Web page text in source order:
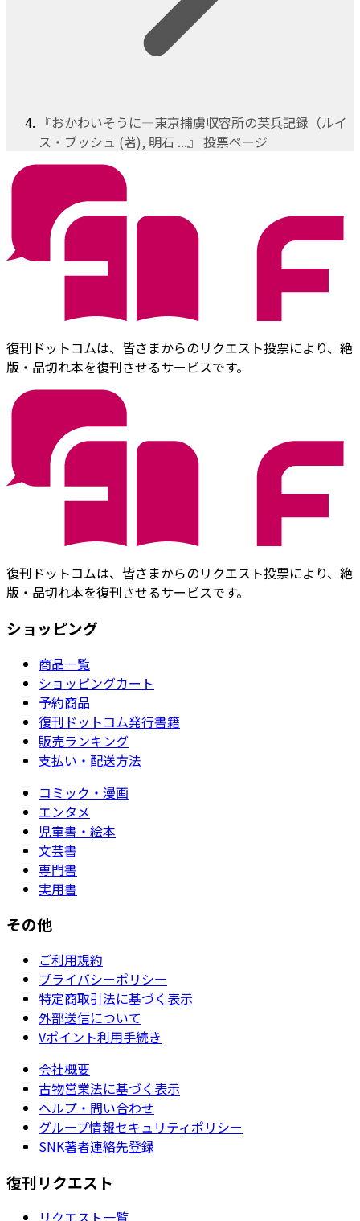
『おかわいそうに―東京捕虜収容所の英兵記録（ルイ
ス・ブッシュ (著), 明石 ...』 投票ページ
復刊ドットコムは、皆さまからのリクエスト投票により、絶
版・品切れ本を復刊させるサービスです。
復刊ドットコムは、皆さまからのリクエスト投票により、絶
版・品切れ本を復刊させるサービスです。
ショッピング
商品一覧
ショッピングカート
予約商品
復刊ドットコム発行書籍
販売ランキング
支払い・配送方法
コミック・漫画
エンタメ
児童書・絵本
文芸書
専門書
実用書
その他
ご利用規約
プライバシーポリシー
特定商取引法に基づく表示
外部送信について
Vポイント利用手続き
会社概要
古物営業法に基づく表示
ヘルプ・問い合わせ
グループ情報セキュリティポリシー
SNK著者連絡先登録
復刊リクエスト